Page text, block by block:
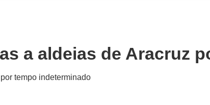
a aldeias de Aracruz
tempo indeterminado